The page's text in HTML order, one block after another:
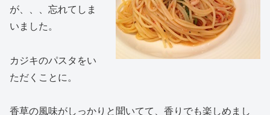
が、、、忘れてしま
いました。
カジキのパスタをい
ただくことに。
香草の風味がしっかりと聞いてて、香りでも楽しめまし